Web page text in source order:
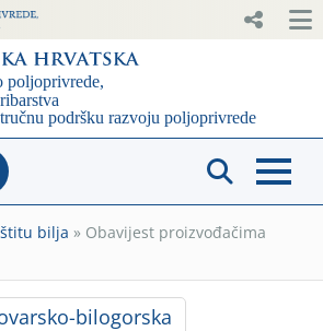
bilja » Obavijest proizvođačima
bilogorska